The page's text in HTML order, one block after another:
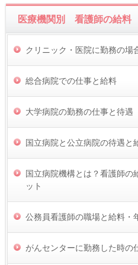
医療機関別 看護師の給料
クリニック・医院に勤務の場
総合病院での仕事と給料
大学病院の勤務の仕事と待遇
国立病院と公立病院の待遇と
国立病院機構とは？看護師の
ット
公務員看護師の職場と給料・
がんセンターに勤務した時の